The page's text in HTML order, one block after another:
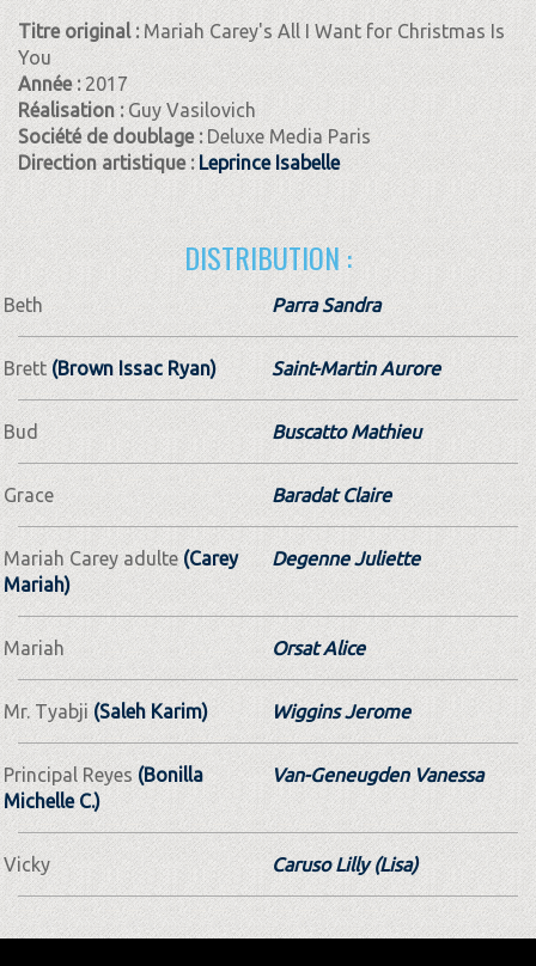
Titre original : Mariah Carey's All I Want for Christmas Is
You
Année :2017
Réalisation :Guy Vasilovich
Société de doublage : Deluxe Media Paris
Direction artistique : Leprince Isabelle
DISTRIBUTION :
Beth Parra Sandra
Brett(Brown Issac Ryan) Saint-Martin Aurore
Bud Buscatto Mathieu
Grace Baradat Claire
Mariah Carey adulte (Carey
Mariah)
Degenne Juliette
Mariah Orsat Alice
Mr. Tyabji(Saleh Karim) Wiggins Jerome
Principal Reyes(Bonilla
Michelle C.)
Van-Geneugden Vanessa
Vicky Caruso Lilly (Lisa)